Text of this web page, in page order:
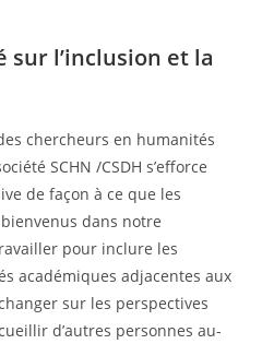
sur l’inclusion et la
chercheurs en humanités
SCHN /CSDH s’efforce
de façon à ce que les
dans notre
pour inclure les
académiques adjacentes aux
sur les perspectives
d’autres personnes au-